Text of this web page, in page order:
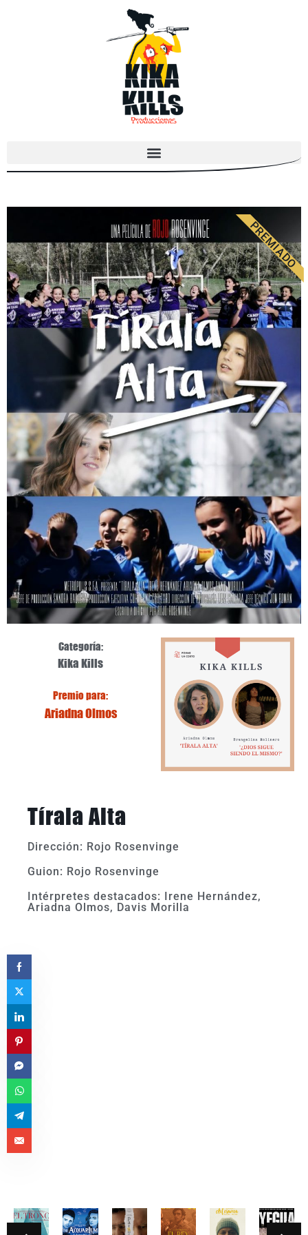
PREMIADO
Categoría:
Kika Kills
Premio para:
Ariadna Olmos
Tírala Alta
Dirección: Rojo Rosenvinge
Guion: Rojo Rosenvinge
Intérpretes destacados: Irene Hernández,
Ariadna Olmos, Davis Morilla